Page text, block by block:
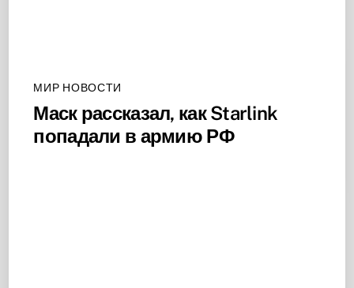
МИР НОВОСТИ
Маск рассказал, как Starlink
попадали в армию РФ